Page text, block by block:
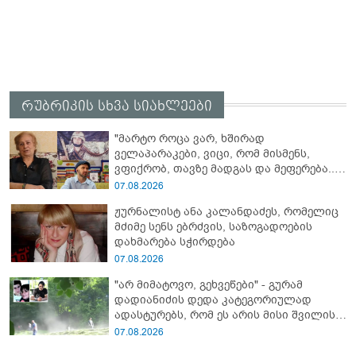
რუბრიკის სხვა სიახლეები
"მარტო როცა ვარ, ხშირად
ველაპარაკები, ვიცი, რომ მისმენს,
ვფიქრობ, თავზე მადგას და მეფერება...“
- გიორგი კეკელიძე გმირი ანწუხელიძის
მონათხრობს აქვეყნებს
07.08.2026
ჟურნალისტ ანა კალანდაძეს, რომელიც
მძიმე სენს ებრძვის, საზოგადოების
დახმარება სჭირდება
07.08.2026
"არ მიმატოვო, გეხვეწები" - გუ­რა­მ
დადიანიძის დედა კა­ტე­გო­რი­უ­ლად
ადას­ტუ­რებს, რომ ეს არის მისი შვი­ლის
ხმა
07.08.2026